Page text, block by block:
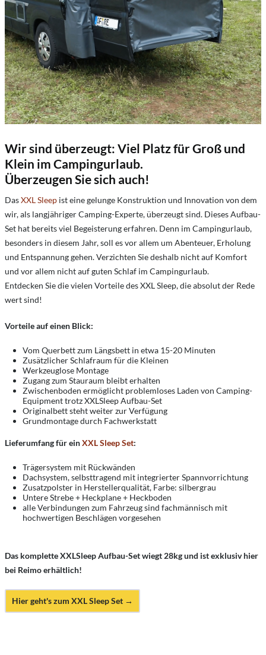
Wir sind überzeugt: Viel Platz für Groß und
Klein im Campingurlaub.
Überzeugen Sie sich auch!
DasXXL Sleep ist eine gelunge Konstruktion und Innovation von dem
wir, als langjähriger Camping-Experte, überzeugt sind. Dieses Aufbau-
Set hat bereits viel Begeisterung erfahren. Denn im Campingurlaub,
besonders in diesem Jahr, soll es vor allem um Abenteuer, Erholung
und Entspannung gehen. Verzichten Sie deshalb nicht auf Komfort
und vor allem nicht auf guten Schlaf im Campingurlaub.
Entdecken Sie die vielen Vorteile des XXL Sleep, die absolut der Rede
wert sind!
Vorteile auf einen Blick:
Vom Querbett zum Längsbett in etwa 15-20 Minuten
Zusätzlicher Schlafraum für die Kleinen
Werkzeuglose Montage
Zugang zum Stauraum bleibt erhalten
Zwischenboden ermöglicht problemloses Laden von Camping-
Equipment trotz XXLSleep Aufbau-Set
Originalbett steht weiter zur Verfügung
Grundmontage durch Fachwerkstatt
Lieferumfang für einXXL Sleep Set:
Trägersystem mit Rückwänden
Dachsystem, selbsttragend mit integrierter Spannvorrichtung
Zusatzpolster in Herstellerqualität, Farbe: silbergrau
Untere Strebe + Heckplane + Heckboden
alle Verbindungen zum Fahrzeug sind fachmännisch mit
hochwertigen Beschlägen vorgesehen
Das komplette XXLSleep Aufbau-Set wiegt 28kg und ist exklusiv hier
bei Reimo erhältlich!
Hier geht's zum XXL Sleep Set →